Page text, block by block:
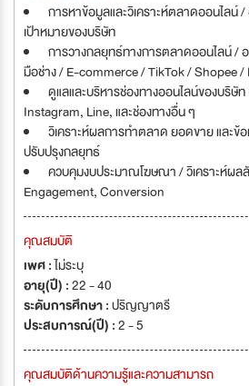
การหาข้อมูลและวิเคราะห์ตลาดออนไล
เป้าหมายของบริษัท
การวางกลยุทธ์ทางการตลาดออนไลน์ /
มือช่าง / E-commerce / TikTok / Shopee /
ดูแลและบริหารช่องทางออนไลน์ของบริษั
Instagram, Line, และช่องทางอื่น ๆ
วิเคราะห์ผลการทำตลาด ยอดขาย และข้
ปรับปรุงกลยุทธ์
ควบคุมงบประมาณโฆษณา / วิเคราะห์ผล
Engagement, Conversion
คุณสมบัติ
เพศ :ไม่ระบุ
อายุ(ปี) :22 - 40
ระดับการศึกษา :ปริญญาตรี
ประสบการณ์(ปี) :2 - 5
คุณสมบัติด้านความรู้และความสามารถ